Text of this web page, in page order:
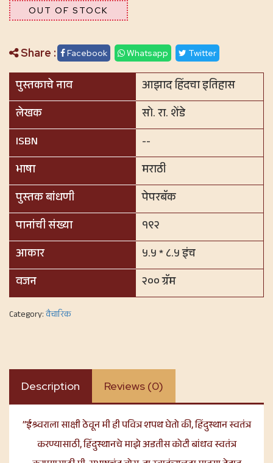
OUT OF STOCK
Share : Facebook Whatsapp Twitter
पुस्तकाचे नाव
आझाद हिंदचा इतिहास
लेखक
सो. रा. शेंडे
ISBN
--
भाषा
मराठी
पुस्तक बांधणी
पेपरबॅक
पानांची संख्या
१९२
आकार
५.५ * ८.५ इंच
वजन
२०० ग्रॅम
Category:वैचारिक
Description Reviews (0)
”ईश्र्वराला साक्षी ठेवून मी ही पवित्र शपथ घेतो की, हिंदुस्थान स्वतंत्र
करण्यासाठी, हिंदुस्थानचे माझे अडतीस कोटी बांधव स्वतंत्र